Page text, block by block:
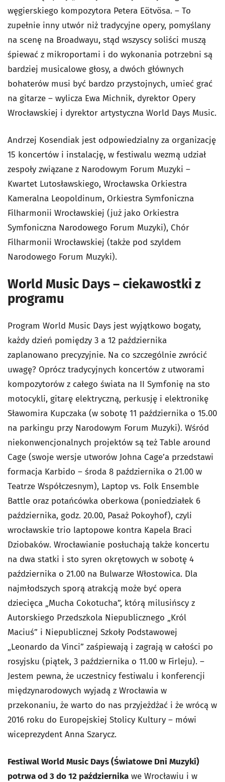
węgierskiego kompozytora Petera Eötvösa. – To
zupełnie inny utwór niż tradycyjne opery, pomyślany
na scenę na Broadwayu, stąd wszyscy soliści muszą
śpiewać z mikroportami i do wykonania potrzebni są
bardziej musicalowe głosy, a dwóch głównych
bohaterów musi być bardzo przystojnych, umieć grać
na gitarze – wylicza Ewa Michnik, dyrektor Opery
Wrocławskiej i dyrektor artystyczna World Days Music.
Andrzej Kosendiak jest odpowiedzialny za organizację
15 koncertów i instalację, w festiwalu wezmą udział
zespoły związane z Narodowym Forum Muzyki –
Kwartet Lutosławskiego, Wrocławska Orkiestra
Kameralna Leopoldinum, Orkiestra Symfoniczna
Filharmonii Wrocławskiej (już jako Orkiestra
Symfoniczna Narodowego Forum Muzyki), Chór
Filharmonii Wrocławskiej (także pod szyldem
Narodowego Forum Muzyki).
World Music Days – ciekawostki z
programu
Program World Music Days jest wyjątkowo bogaty,
każdy dzień pomiędzy 3 a 12 października
zaplanowano precyzyjnie. Na co szczególnie zwrócić
uwagę? Oprócz tradycyjnych koncertów z utworami
kompozytorów z całego świata na II Symfonię na sto
motocykli, gitarę elektryczną, perkusję i elektronikę
Sławomira Kupczaka (w sobotę 11 października o 15.00
na parkingu przy Narodowym Forum Muzyki). Wśród
niekonwencjonalnych projektów są też Table around
Cage (swoje wersje utworów Johna Cage’a przedstawi
formacja Karbido – środa 8 października o 21.00 w
Teatrze Współczesnym), Laptop vs. Folk Ensemble
Battle oraz potańcówka oberkowa (poniedziałek 6
października, godz. 20.00, Pasaż Pokoyhof), czyli
wrocławskie trio laptopowe kontra Kapela Braci
Dziobaków. Wrocławianie posłuchają także koncertu
na dwa statki i sto syren okrętowych w sobotę 4
października o 21.00 na Bulwarze Włostowica. Dla
najmłodszych sporą atrakcją może być opera
dziecięca „Mucha Cokotucha”, którą milusińscy z
Autorskiego Przedszkola Niepublicznego „Król
Maciuś” i Niepublicznej Szkoły Podstawowej
„Leonardo da Vinci” zaśpiewają i zagrają w całości po
rosyjsku (piątek, 3 października o 11.00 w Firleju). –
Jestem pewna, że uczestnicy festiwalu i konferencji
międzynarodowych wyjadą z Wrocławia w
przekonaniu, że warto do nas przyjeżdżać i że wrócą w
2016 roku do Europejskiej Stolicy Kultury – mówi
wiceprezydent Anna Szarycz.
Festiwal World Music Days (Światowe Dni Muzyki)
potrwa od 3 do 12 października we Wrocławiu i w